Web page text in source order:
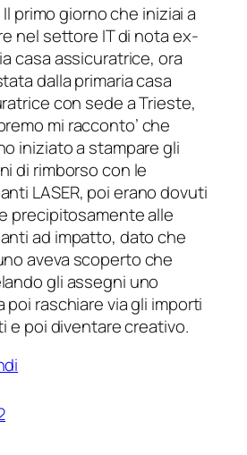
primo giorno che iniziai a
nel settore IT di nota ex-
casa assicuratrice, ora
dalla primaria casa
con sede a Trieste,
mi racconto’ che
iniziato a stampare gli
di rimborso con le
LASER, poi erano dovuti
precipitosamente alle
ad impatto, dato che
aveva scoperto che
gli assegni uno
poi raschiare via gli importi
e poi diventare creativo.